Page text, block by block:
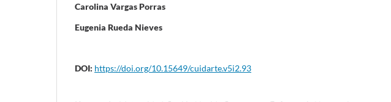
Carolina Vargas Porras
Eugenia Rueda Nieves
DOI: https://doi.org/10.15649/cuidarte.v5i2.93